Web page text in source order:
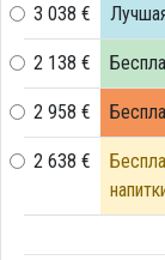
3 038 €
2 138 €
2 958 €
2 638 €